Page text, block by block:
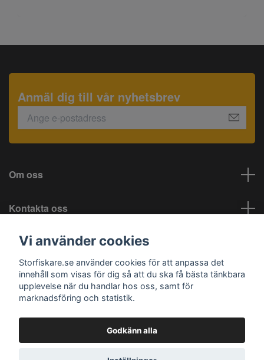
Anmäl dig till vår nyhetsbrev
Om oss
Kontakta oss
Information
Sociala medier
Vi använder cookies
Storfiskare.se använder cookies för att anpassa det
innehåll som visas för dig så att du ska få bästa tänkbara
upplevelse när du handlar hos oss, samt för
marknadsföring och statistik.
Godkänn alla